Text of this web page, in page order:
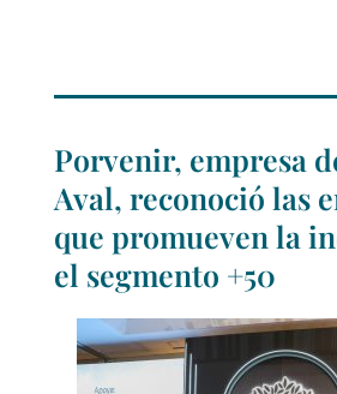
Porvenir, empresa
Aval, reconoció las
que promueven la
el segmento +50